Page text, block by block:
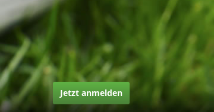
Jetzt anmelden